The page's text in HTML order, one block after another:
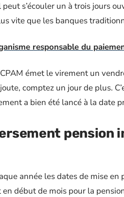
s’écouler un à trois jours
vite que les banques
responsable du
émet le virement un
comptez un jour de plus.
a bien été lancé à la date
pension
année les dates de mise
début de mois pour la